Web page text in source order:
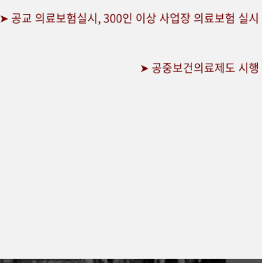
➤ 공교 의료보험실시, 300인 이상 사업장 의료보험 실시
➤ 공중보건의료제도 시행